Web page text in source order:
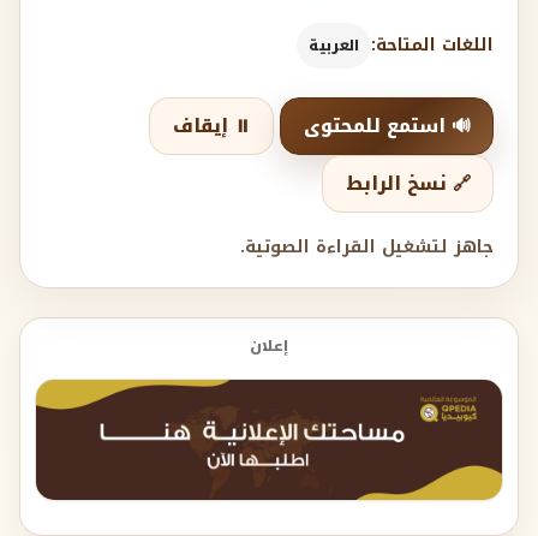
اللغات المتاحة: العربية
🔊 استمع للمحتوى
⏸️ إيقاف
🔗 نسخ الرابط
جاهز لتشغيل القراءة الصوتية.
إعلان